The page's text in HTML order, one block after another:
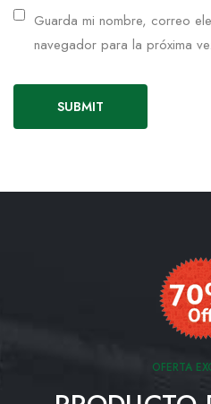
Guarda mi nombre, correo
navegador para la próxima
OFERTA